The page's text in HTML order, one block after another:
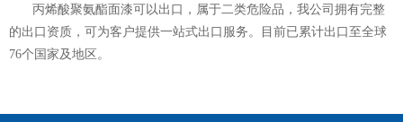
丙烯酸聚氨酯面漆可以出口，属于二类危险品，我公司拥有完整
的出口资质，可为客户提供一站式出口服务。目前已累计出口至全球
76个国家及地区。